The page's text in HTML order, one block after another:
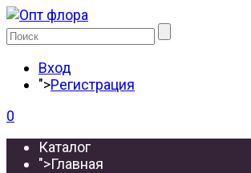
Вход
">Регистрация
0
Каталог
">Главная